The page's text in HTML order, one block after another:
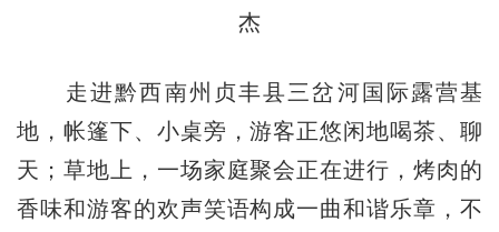
杰
走进黔西南州贞丰县三岔河国际露营基
地，帐篷下、小桌旁，游客正悠闲地喝茶、聊
天；草地上，一场家庭聚会正在进行，烤肉的
香味和游客的欢声笑语构成一曲和谐乐章，不